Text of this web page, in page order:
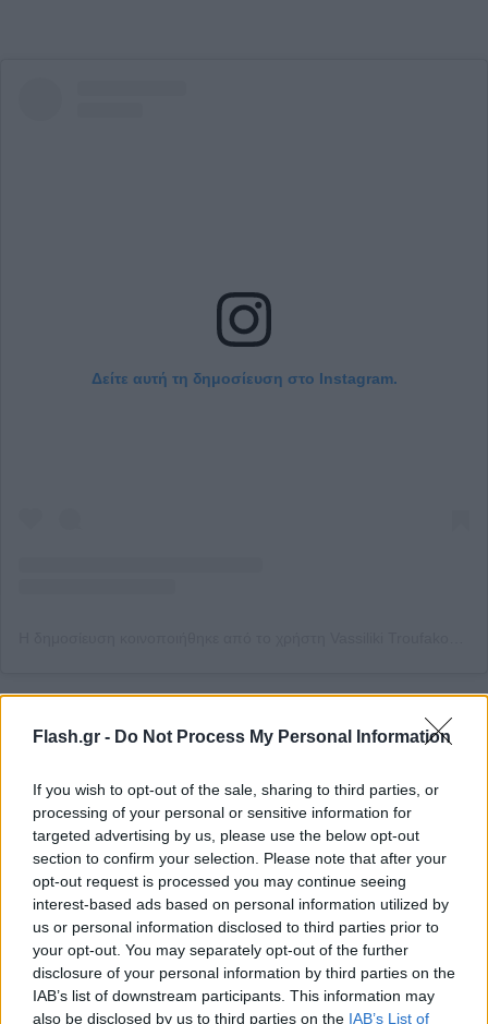
Flash.gr - Do Not Process My Personal Information
If you wish to opt-out of the sale, sharing to third parties, or
processing of your personal or sensitive information for
targeted advertising by us, please use the below opt-out
section to confirm your selection. Please note that after your
opt-out request is processed you may continue seeing
interest-based ads based on personal information utilized by
us or personal information disclosed to third parties prior to
your opt-out. You may separately opt-out of the further
disclosure of your personal information by third parties on the
IAB’s list of downstream participants. This information may
also be disclosed by us to third parties on the IAB’s List of
Δείτε αυτή τη δημοσίευση στο Instagram.
συγκεκριμένα στη Νέα Σμύρνη. Η καταγωγή
Λακωνίας.
Είναι απόφοιτη της δραματικής σχολής του
Εθνικού Θεάτρου.
Έχει σπουδάσει και πολιτικός μηχανικός
στο Εθνικό Μετσόβιο Πολυτεχνείο.
Έχει κερδίσει το βραβείο Β’ γυναικείου
ρόλου από την Ελληνική Ακαδημία
Κινηματογράφου το 2016 για την ερμηνεία